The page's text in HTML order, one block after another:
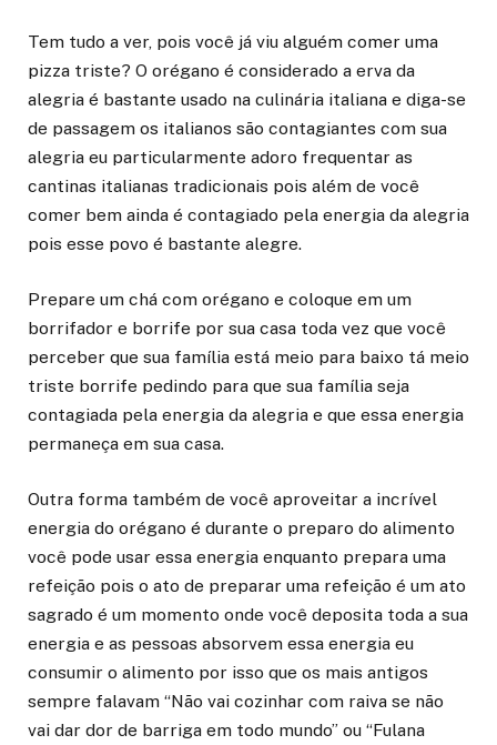
Tem tudo a ver, pois você já viu alguém comer uma
pizza triste? O orégano é considerado a erva da
alegria é bastante usado na culinária italiana e diga-se
de passagem os italianos são contagiantes com sua
alegria eu particularmente adoro frequentar as
cantinas italianas tradicionais pois além de você
comer bem ainda é contagiado pela energia da alegria
pois esse povo é bastante alegre.
Prepare um chá com orégano e coloque em um
borrifador e borrife por sua casa toda vez que você
perceber que sua família está meio para baixo tá meio
triste borrife pedindo para que sua família seja
contagiada pela energia da alegria e que essa energia
permaneça em sua casa.
Outra forma também de você aproveitar a incrível
energia do orégano é durante o preparo do alimento
você pode usar essa energia enquanto prepara uma
refeição pois o ato de preparar uma refeição é um ato
sagrado é um momento onde você deposita toda a sua
energia e as pessoas absorvem essa energia eu
consumir o alimento por isso que os mais antigos
sempre falavam “Não vai cozinhar com raiva se não
vai dar dor de barriga em todo mundo” ou “Fulana